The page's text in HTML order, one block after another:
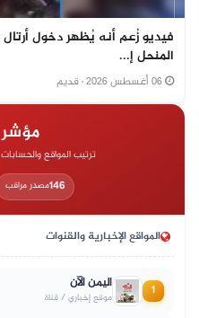
فيديو زُعم أنه يُظهر دخول
المنحل إ...
· قديم
ترتيب المواقع
146مصدر مراقب
المواقع الإخبارية والقنوات
1 اليمن الآن
موقع إخباري / قناة